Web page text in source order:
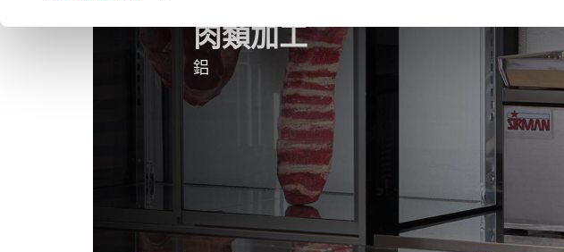
tuo consenso in qualsiasi momento dalla Dichiarazione sui cookie.
Utilizziamo i cookie per garantire che l’utente possa usufruire del servizio
funzionalità dei social media e per analizzare il nostro traffico. Condividiamo
sito con i nostri partner che si occupano di analisi dei dati web, pubblicità e social
informazioni che ha fornito loro o che hanno raccolto dal suo utilizzo dei loro servizi.
肉類加工
鋁